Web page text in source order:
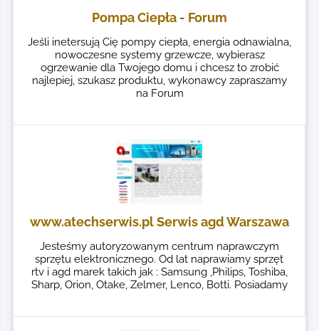
Pompa Ciepła - Forum
Jeśli inetersują Cię pompy ciepła, energia odnawialna,
nowoczesne systemy grzewcze, wybierasz
ogrzewanie dla Twojego domu i chcesz to zrobić
najlepiej, szukasz produktu, wykonawcy zapraszamy
na Forum
www.atechserwis.pl Serwis agd Warszawa
Jesteśmy autoryzowanym centrum naprawczym
sprzętu elektronicznego. Od lat naprawiamy sprzęt
rtv i agd marek takich jak : Samsung ,Philips, Toshiba,
Sharp, Orion, Otake, Zelmer, Lenco, Botti. Posiadamy